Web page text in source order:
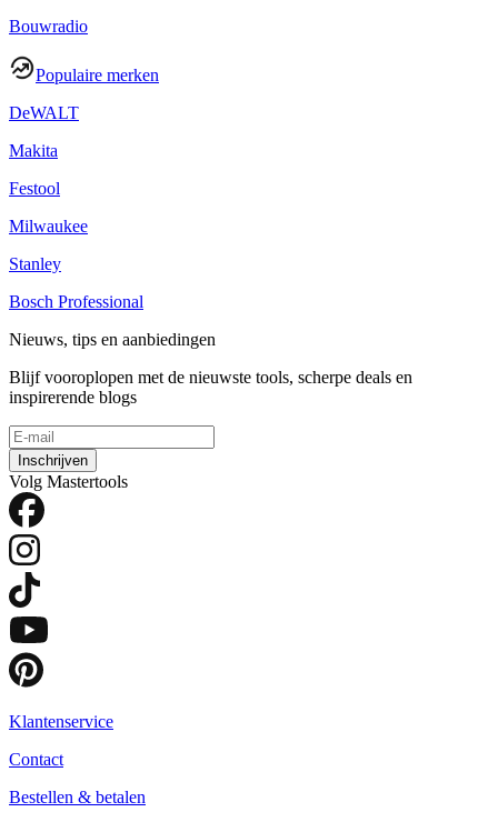
Bouwradio
Populaire merken
DeWALT
Makita
Festool
Milwaukee
Stanley
Bosch Professional
Nieuws, tips en aanbiedingen
Blijf vooroplopen met de nieuwste tools, scherpe deals en
inspirerende blogs
Inschrijven
Volg Mastertools
Klantenservice
Contact
Bestellen & betalen